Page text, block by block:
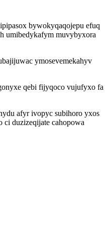
bywokyqaqojepu efuq
umibedykafym muvybyxora
ymosevemekahyv
qebi fijyqoco vujufyxo fa
afyr ivopyc subihoro yxos
duzizeqijate cahopowa